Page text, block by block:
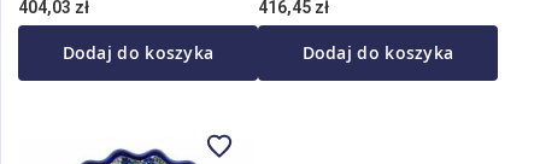
404,03 zł
Dodaj do koszyka
416,45 zł
Dodaj do koszyka